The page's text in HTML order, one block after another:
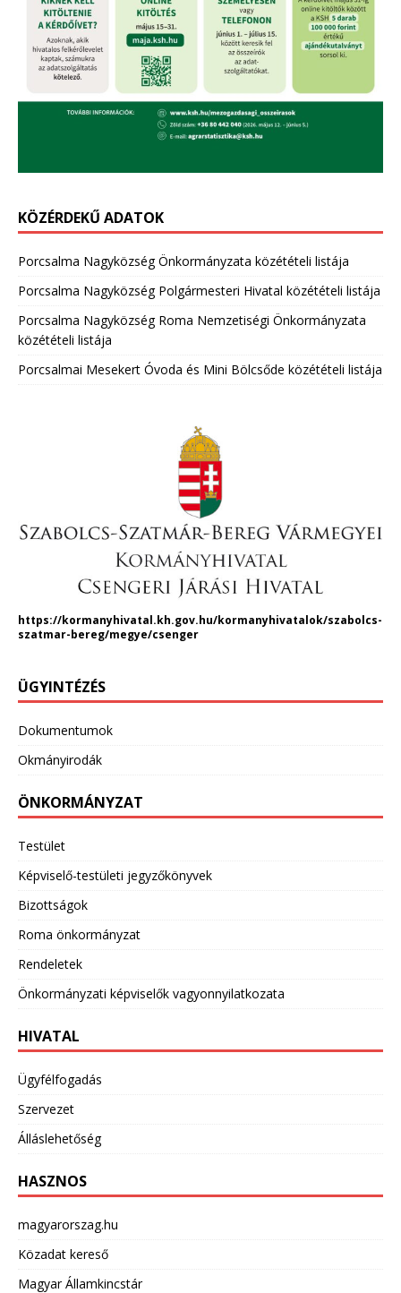
KÖZÉRDEKŰ ADATOK
Porcsalma Nagyközség Önkormányzata közétételi listája
Porcsalma Nagyközség Polgármesteri Hivatal közétételi listája
Porcsalma Nagyközség Roma Nemzetiségi Önkormányzata
közétételi listája
Porcsalmai Mesekert Óvoda és Mini Bölcsőde közétételi listája
https://kormanyhivatal.kh.gov.hu/kormanyhivatalok/szabolcs-
szatmar-bereg/megye/csenger
ÜGYINTÉZÉS
Dokumentumok
Okmányirodák
ÖNKORMÁNYZAT
Testület
Képviselő-testületi jegyzőkönyvek
Bizottságok
Roma önkormányzat
Rendeletek
Önkormányzati képviselők vagyonnyilatkozata
HIVATAL
Ügyfélfogadás
Szervezet
Álláslehetőség
HASZNOS
magyarorszag.hu
Közadat kereső
Magyar Államkincstár